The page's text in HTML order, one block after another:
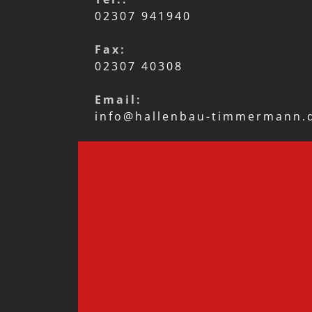
02307 941940
Fax:
02307 40308
Email:
info@hallenbau-